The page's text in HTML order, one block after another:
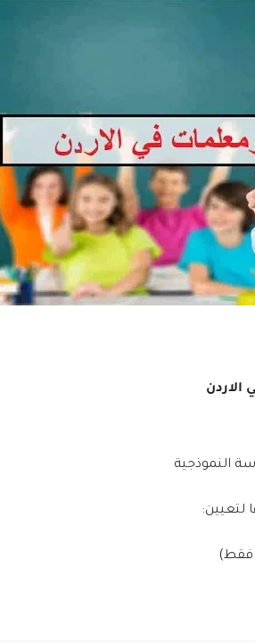
الاردن
النموذجية
لتعيين:
فقط)